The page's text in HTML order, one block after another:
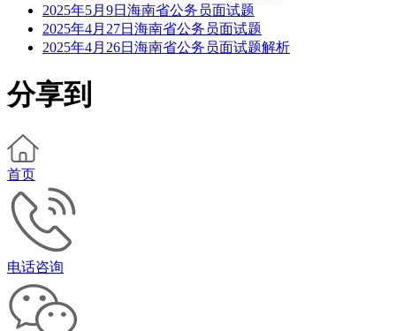
2025年5月9日海南省公务员面试题
2025年4月27日海南省公务员面试题
2025年4月26日海南省公务员面试题解析
分享到
首页
电话咨询